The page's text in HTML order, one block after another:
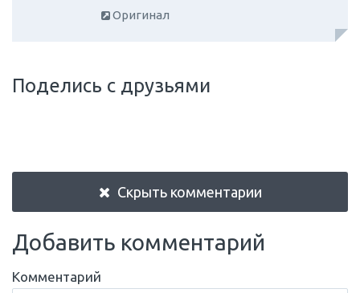
Оригинал
Поделись с друзьями
Скрыть комментарии
Добавить комментарий
Комментарий